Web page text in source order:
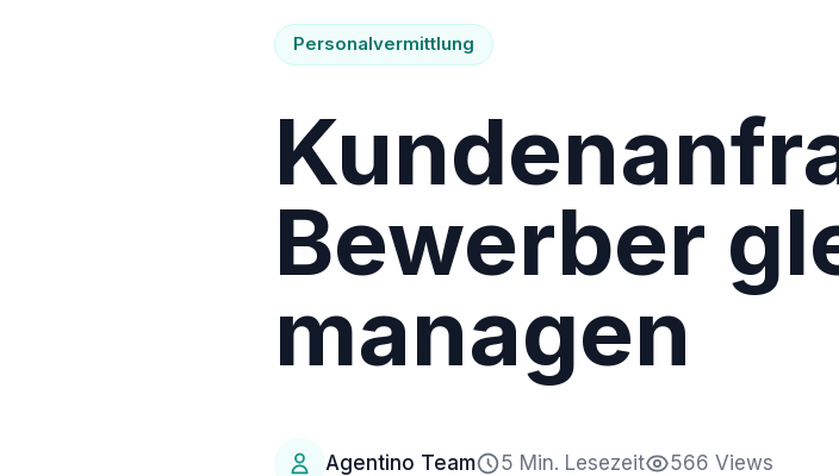
Personalvermittlung
Bewerber
managen
Agentino Team 5 Min. Lesezeit 566 Views